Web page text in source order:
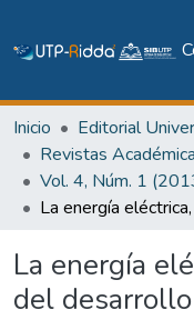
Inicio
Revistas
La energía
del